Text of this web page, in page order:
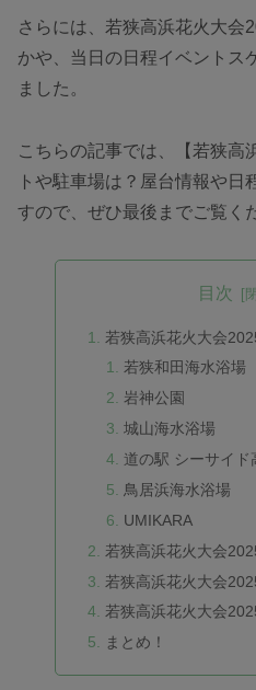
さらには、若狭高浜花火大会
かや、当日の日程イベントス
ました。
こちらの記事では、【若狭高
トや駐車場は？屋台情報や日
すので、ぜひ最後までご覧く
目次
若狭高浜花火大会
若狭和田海水浴場
岩神公園
城山海水浴場
道の駅 シーサイド
鳥居浜海水浴場
UMIKARA
若狭高浜花火大会
若狭高浜花火大会
若狭高浜花火大会
まとめ！